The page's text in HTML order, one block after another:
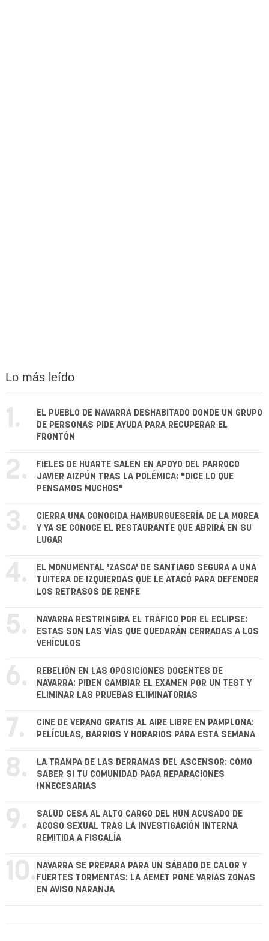
Lo más leído
1.
EL PUEBLO DE NAVARRA DESHABITADO DONDE UN GRUPO
DE PERSONAS PIDE AYUDA PARA RECUPERAR EL
FRONTÓN
2.
FIELES DE HUARTE SALEN EN APOYO DEL PÁRROCO
JAVIER AIZPÚN TRAS LA POLÉMICA: "DICE LO QUE
PENSAMOS MUCHOS"
3.
CIERRA UNA CONOCIDA HAMBURGUESERÍA DE LA MOREA
Y YA SE CONOCE EL RESTAURANTE QUE ABRIRÁ EN SU
LUGAR
4.
EL MONUMENTAL 'ZASCA' DE SANTIAGO SEGURA A UNA
TUITERA DE IZQUIERDAS QUE LE ATACÓ PARA DEFENDER
LOS RETRASOS DE RENFE
5.
NAVARRA RESTRINGIRÁ EL TRÁFICO POR EL ECLIPSE:
ESTAS SON LAS VÍAS QUE QUEDARÁN CERRADAS A LOS
VEHÍCULOS
6.
REBELIÓN EN LAS OPOSICIONES DOCENTES DE
NAVARRA: PIDEN CAMBIAR EL EXAMEN POR UN TEST Y
ELIMINAR LAS PRUEBAS ELIMINATORIAS
7.
CINE DE VERANO GRATIS AL AIRE LIBRE EN PAMPLONA:
PELÍCULAS, BARRIOS Y HORARIOS PARA ESTA SEMANA
8.
LA TRAMPA DE LAS DERRAMAS DEL ASCENSOR: CÓMO
SABER SI TU COMUNIDAD PAGA REPARACIONES
INNECESARIAS
9.
SALUD CESA AL ALTO CARGO DEL HUN ACUSADO DE
ACOSO SEXUAL TRAS LA INVESTIGACIÓN INTERNA
REMITIDA A FISCALÍA
10. NAVARRA SE PREPARA PARA UN SÁBADO DE CALOR Y
FUERTES TORMENTAS: LA AEMET PONE VARIAS ZONAS
EN AVISO NARANJA